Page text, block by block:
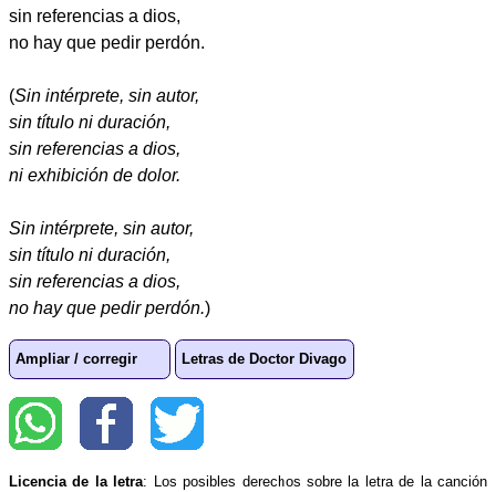
sin referencias a dios,
no hay que pedir perdón.
(Sin intérprete, sin autor,
sin título ni duración,
sin referencias a dios,
ni exhibición de dolor.
Sin intérprete, sin autor,
sin título ni duración,
sin referencias a dios,
no hay que pedir perdón.)
Ampliar / corregir Letras de Doctor Divago
Licencia de la letra: Los posibles derechos sobre la letra de la canción